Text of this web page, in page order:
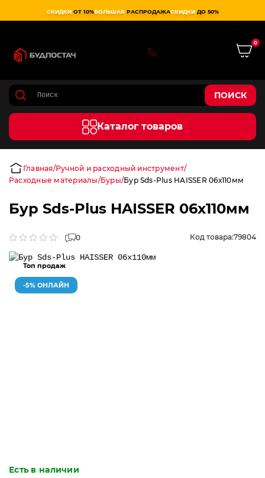
СКИДКИ ОТ 10%БОЛЬШАЯ РАСПРОДАЖАСКИДКИ ДО 50%
0
ПОИСК
Каталог товаров
Главная Ручной и расходный инструмент
Расходные материалы Буры Бур Sds-Plus HAISSER 06х110мм
Бур Sds-Plus HAISSER 06х110мм
0 Код товара:79804
Топ продаж
-5% ОНЛАЙН
Есть в наличии